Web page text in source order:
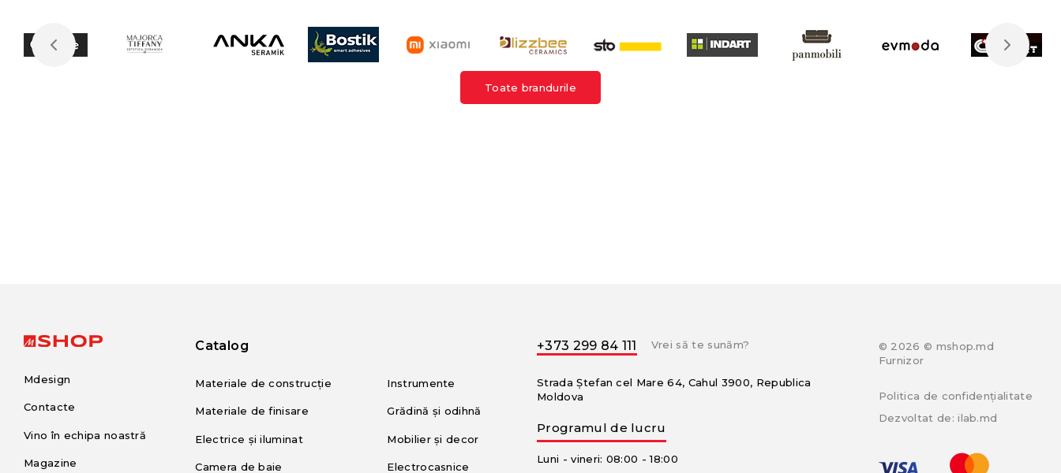
Toate brandurile
Mdesign
Contacte
Vino în echipa noastră
Magazine
Catalog
Materiale de construcție
Materiale de finisare
Electrice și iluminat
Camera de baie
Instrumente
Grădină și odihnă
Mobilier și decor
Electrocasnice
+373 299 84 111 Vrei să te sunăm?
Strada Ștefan cel Mare 64, Cahul 3900, Republica
Moldova
Programul de lucru
Luni - vineri: 08:00 - 18:00
© 2026 © mshop.md
Furnizor
Politica de confidențialitate
Dezvoltat de:ilab.md